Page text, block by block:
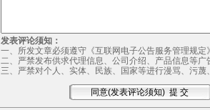
发表评论须知：
一、所发文章必须遵守《互联网电子公告服务管理规定
二、严禁发布供求代理信息、公司介绍、产品信息等广
三、严禁对个人、实体、民族、国家等进行漫骂、污蔑